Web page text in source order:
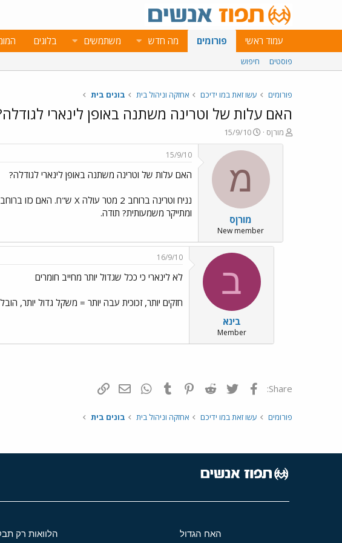
עמוד ראשי פורומים מה חדש משתמשים בלוגים
פוסטים חיפוש
פורומים עשו זאת במו ידיכם אחזקה וניהול בית בונים בית
האם עלות של וטרינה משתנה באופן לינארי
פ
ו
מורןס
פ
ו
ר
ם
א
ר
י
ך
15/9/10
מ
מורןס
New member
15/9/10
האם עלות של וטרינה משתנה באופן לינארי לגודלה?
ומתייקר משמעותית? תודה.
ב
בינא
Member
16/9/10
לא לינארי כי ככל שגדול יותר מחייב חומרים
חזקים יותר, זכוכית עבה יותר = משקל גדול יותר,
Share: פייסבוק Twitter
Reddit
Pinterest
Tumblr
WhatsAppדואר אלקטרוני
פורומים עשו זאת במו ידיכם אחזקה וניהול בית בונים בית
האח הגדול הלוואות רק